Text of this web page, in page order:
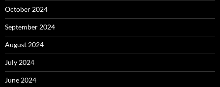
October 2024
September 2024
August 2024
July 2024
June 2024